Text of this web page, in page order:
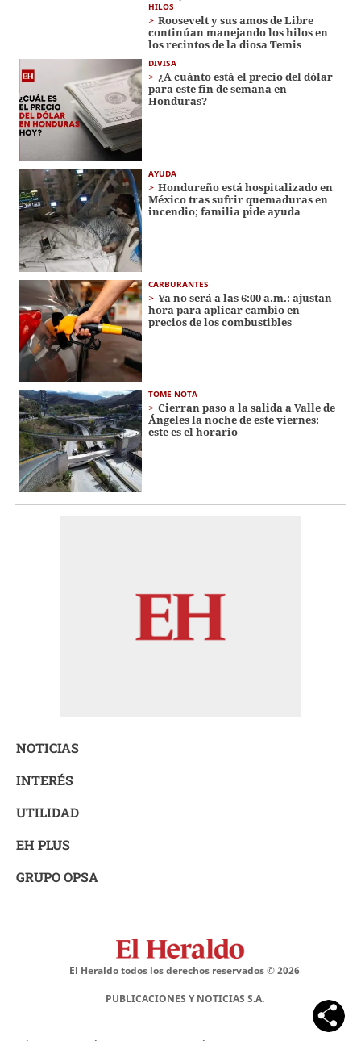
HILOS
Roosevelt y sus amos de Libre
continúan manejando los hilos en
los recintos de la diosa Temis
DIVISA
¿A cuánto está el precio del dólar
para este fin de semana en
Honduras?
AYUDA
Hondureño está hospitalizado en
México tras sufrir quemaduras en
incendio; familia pide ayuda
CARBURANTES
Ya no será a las 6:00 a.m.: ajustan
hora para aplicar cambio en
precios de los combustibles
TOME NOTA
Cierran paso a la salida a Valle de
Ángeles la noche de este viernes:
este es el horario
NOTICIAS
INTERÉS
UTILIDAD
EH PLUS
GRUPO OPSA
El Heraldo todos los derechos reservados ©2026
PUBLICACIONES Y NOTICIAS S.A.